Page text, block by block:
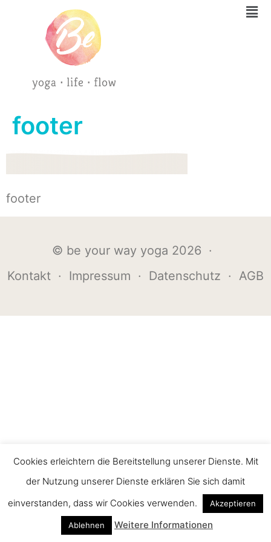
footer
footer
© be your way yoga 2026 ·
Kontakt · Impressum · Datenschutz · AGB
Cookies erleichtern die Bereitstellung unserer Dienste. Mit
der Nutzung unserer Dienste erklären Sie sich damit
einverstanden, dass wir Cookies verwenden.
Akzeptieren
Ablehnen Weitere Informationen